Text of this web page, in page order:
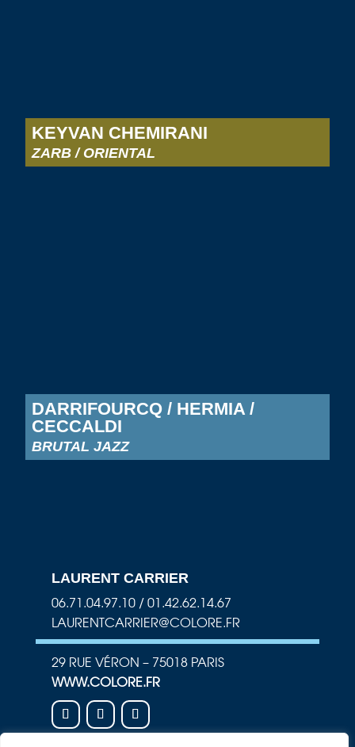
KEYVAN CHEMIRANI
ZARB / ORIENTAL
DARRIFOURCQ / HERMIA /
CECCALDI
BRUTAL JAZZ
LAURENT CARRIER
06.71.04.97.10 / 01.42.62.14.67
LAURENTCARRIER@COLORE.FR
29 RUE VÉRON – 75018 PARIS
WWW.COLORE.FR